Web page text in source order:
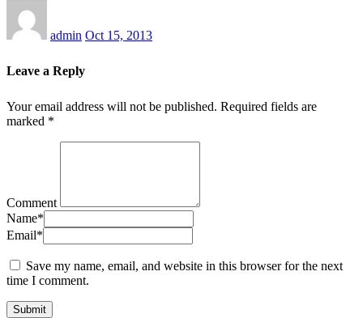
admin Oct 15, 2013
Leave a Reply
Your email address will not be published. Required fields are
marked *
Comment
Name*
Email*
Save my name, email, and website in this browser for the next
time I comment.